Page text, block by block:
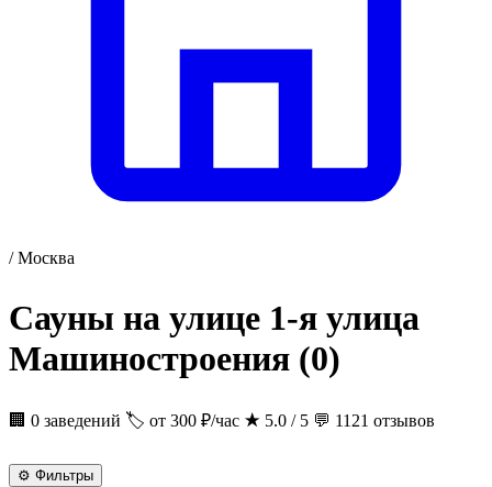
/ Москва
Сауны на улице 1-я улица
Машиностроения (0)
🏢 0 заведений 🏷 от 300 ₽/час ★ 5.0 / 5 💬 1121 отзывов
⚙ Фильтры